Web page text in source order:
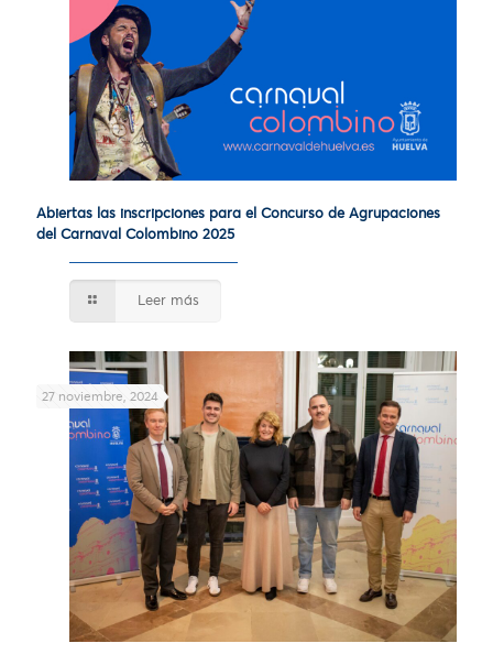
Abiertas las inscripciones para el Concurso de Agrupaciones
del Carnaval Colombino 2025
Leer más
27 noviembre, 2024